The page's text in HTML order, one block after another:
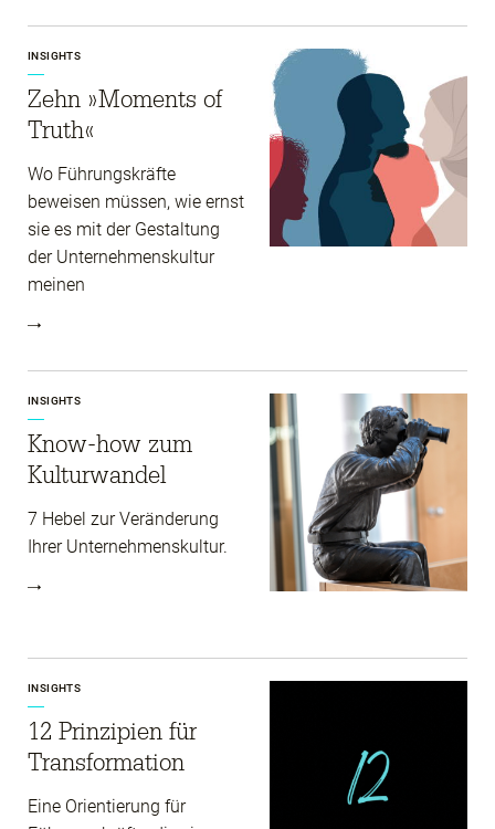
INSIGHTS
Zehn »Moments of
Truth«
Wo Führungskräfte
beweisen müssen, wie ernst
sie es mit der Gestaltung
der Unternehmenskultur
meinen
INSIGHTS
Know-how zum
Kulturwandel
7 Hebel zur Veränderung
Ihrer Unternehmenskultur.
INSIGHTS
12 Prinzipien für
Transformation
Eine Orientierung für